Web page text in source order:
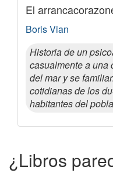
El
Boris Vian
Historia de un
casualmente a una
del mar y se
cotidianas de los
habitantes del
¿Libros